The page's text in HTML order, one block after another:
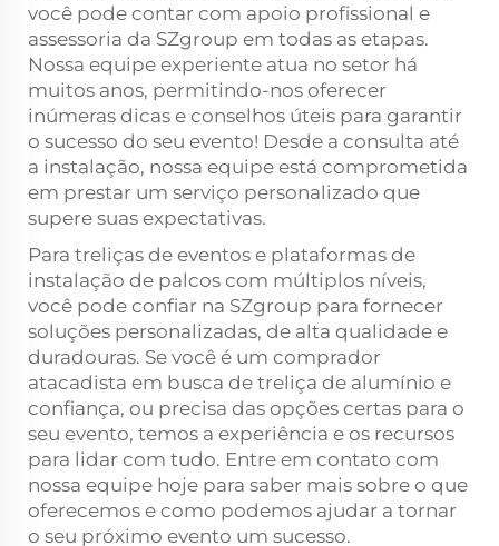
você pode contar com apoio profissional e
assessoria da SZgroup em todas as etapas.
Nossa equipe experiente atua no setor há
muitos anos, permitindo-nos oferecer
inúmeras dicas e conselhos úteis para garantir
o sucesso do seu evento! Desde a consulta até
a instalação, nossa equipe está comprometida
em prestar um serviço personalizado que
supere suas expectativas.
Para treliças de eventos e plataformas de
instalação de palcos com múltiplos níveis,
você pode confiar na SZgroup para fornecer
soluções personalizadas, de alta qualidade e
duradouras. Se você é um comprador
atacadista em busca de treliça de alumínio e
confiança, ou precisa das opções certas para o
seu evento, temos a experiência e os recursos
para lidar com tudo. Entre em contato com
nossa equipe hoje para saber mais sobre o que
oferecemos e como podemos ajudar a tornar
o seu próximo evento um sucesso.